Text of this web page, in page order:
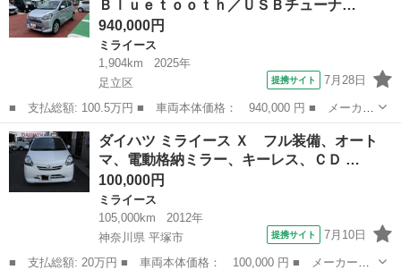
ＢＤ付Ａ...
Ｂｌｕｅｔｏｏｔｈ／ＵＳＢチューナ…
940,000円
ミライース
1,904km
2025年
足立区
提携サイト 7月28日
■ 支払総額: 100.5万円 ■ 車両本体価格： 940,000 円 ■ メーカー
名： ダイハツ ■ 車種名： ミライース ■ グレード名： Ｘ Ｓ
ＡＩＩＩ ワイドＢｌｕｅｔｏｏｔｈ／ＵＳＢチューナー 保証 新
車保証・ま...
東京 足立区 ミライース
ダイハツ ミライース Ｘ フル装備、オート
マ、電動格納ミラー、キーレス、ＣＤ …
100,000円
ミライース
105,000km
2012年
神奈川県 平塚市
提携サイト 7月10日
■ 支払総額: 20万円 ■ 車両本体価格： 100,000 円 ■ メーカー